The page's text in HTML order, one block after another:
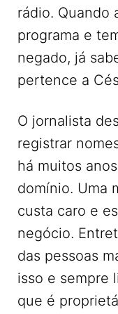
rádio. Quando
programa e
negado, já
pertence a
O jornalista
registrar
há muitos
domínio. Uma
custa caro e
negócio.
das pessoas
isso e sempre
que é